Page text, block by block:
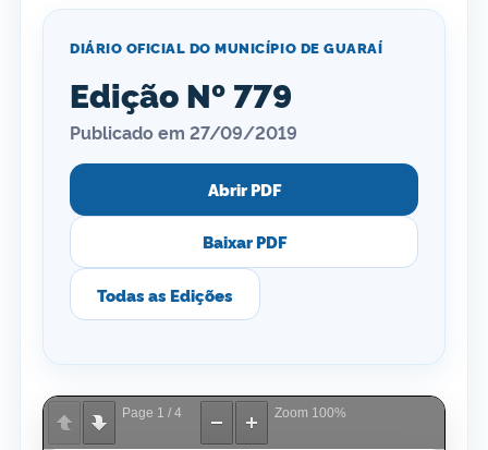
DIÁRIO OFICIAL DO MUNICÍPIO DE GUARAÍ
Edição Nº 779
Publicado em 27/09/2019
Abrir PDF
Baixar PDF
Todas as Edições
Page 1 / 4 Zoom 100%